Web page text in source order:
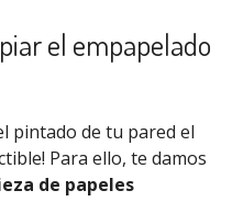
el empapelado
pintado de tu pared el
Para ello, te damos
de papeles